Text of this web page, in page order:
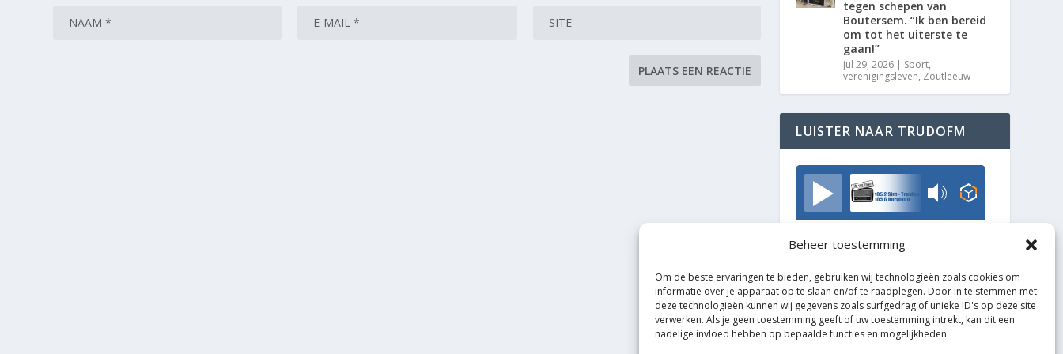
Beheer toestemming
Om de beste ervaringen te bieden, gebruiken wij technologieën zoals cookies om
informatie over je apparaat op te slaan en/of te raadplegen. Door in te stemmen met
deze technologieën kunnen wij gegevens zoals surfgedrag of unieke ID's op deze site
verwerken. Als je geen toestemming geeft of uw toestemming intrekt, kan dit een
nadelige invloed hebben op bepaalde functies en mogelijkheden.
tegen schepen van
Boutersem. “Ik ben bereid
om tot het uiterste te
gaan!”
jul 29, 2026 | Sport,
verenigingsleven, Zoutleeuw
LUISTER NAAR TRUDOFM
TrudoFM